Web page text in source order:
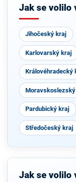
Jak se volilo
Jihočeský kraj
Karlovarský kraj
Královéhradecký
Pardubický kraj
Středočeský kraj
Jak se volilo